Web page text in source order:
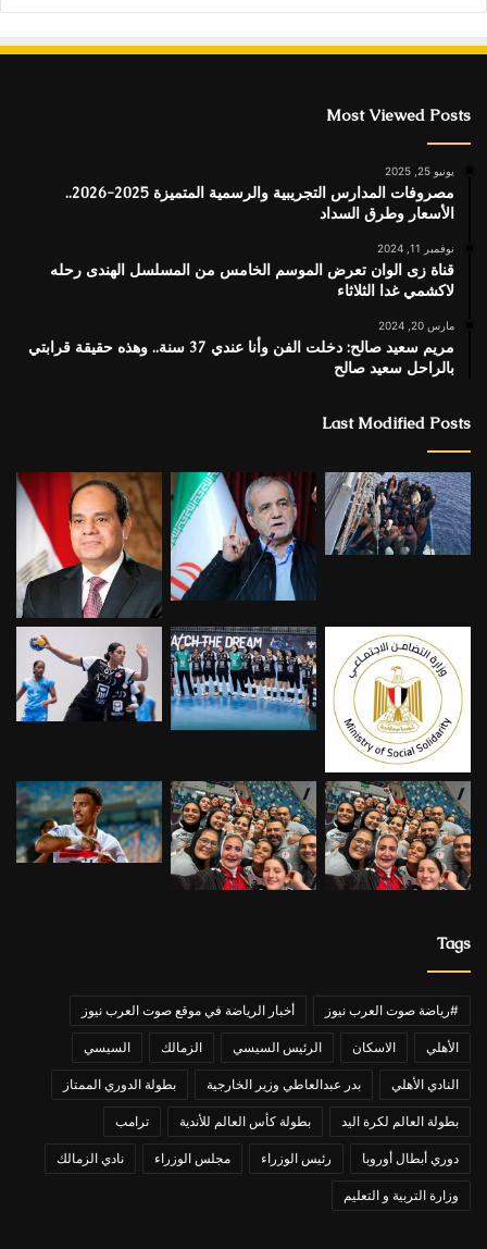
Most Viewed Posts
يونيو 25, 2025
مصروفات المدارس التجريبية والرسمية المتميزة 2025-2026..
الأسعار وطرق السداد
نوفمبر 11, 2024
قناة زى الوان تعرض الموسم الخامس من المسلسل الهندى رحله
لاكشمي غدا الثلاثاء
مارس 20, 2024
مريم سعيد صالح: دخلت الفن وأنا عندي 37 سنة.. وهذه حقيقة قرابتي
بالراحل سعيد صالح
Last Modified Posts
Tags
#رياضة صوت العرب نيوز أخبار الرياضة في موقع صوت العرب نيوز
الأهلي الاسكان الرئيس السيسي الزمالك السيسي
النادي الأهلي بدر عبدالعاطي وزير الخارجية بطولة الدوري الممتاز
بطولة العالم لكرة اليد بطولة كأس العالم للأندية ترامب
دوري أبطال أوروبا رئيس الوزراء مجلس الوزراء نادي الزمالك
وزارة التربية و التعليم